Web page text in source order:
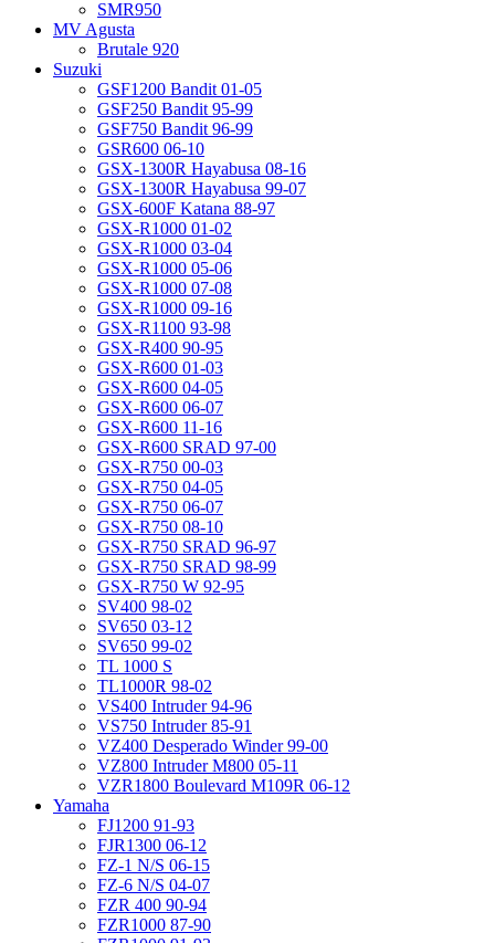
SMR950
MV Agusta
Brutale 920
Suzuki
GSF1200 Bandit 01-05
GSF250 Bandit 95-99
GSF750 Bandit 96-99
GSR600 06-10
GSX-1300R Hayabusa 08-16
GSX-1300R Hayabusa 99-07
GSX-600F Katana 88-97
GSX-R1000 01-02
GSX-R1000 03-04
GSX-R1000 05-06
GSX-R1000 07-08
GSX-R1000 09-16
GSX-R1100 93-98
GSX-R400 90-95
GSX-R600 01-03
GSX-R600 04-05
GSX-R600 06-07
GSX-R600 11-16
GSX-R600 SRAD 97-00
GSX-R750 00-03
GSX-R750 04-05
GSX-R750 06-07
GSX-R750 08-10
GSX-R750 SRAD 96-97
GSX-R750 SRAD 98-99
GSX-R750 W 92-95
SV400 98-02
SV650 03-12
SV650 99-02
TL 1000 S
TL1000R 98-02
VS400 Intruder 94-96
VS750 Intruder 85-91
VZ400 Desperado Winder 99-00
VZ800 Intruder M800 05-11
VZR1800 Boulevard M109R 06-12
Yamaha
FJ1200 91-93
FJR1300 06-12
FZ-1 N/S 06-15
FZ-6 N/S 04-07
FZR 400 90-94
FZR1000 87-90